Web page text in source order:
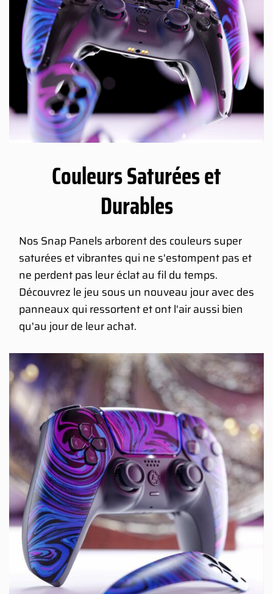
Couleurs Saturées et
Durables
Nos Snap Panels arborent des couleurs super
saturées et vibrantes qui ne s'estompent pas et
ne perdent pas leur éclat au fil du temps.
Découvrez le jeu sous un nouveau jour avec des
panneaux qui ressortent et ont l'air aussi bien
qu'au jour de leur achat.